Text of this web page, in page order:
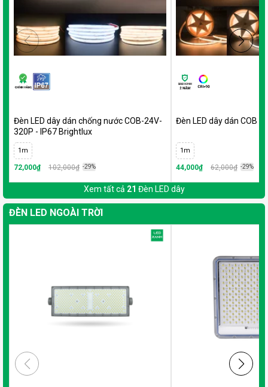
Đèn LED dây dán chống nước COB-24V-
320P - IP67 Brightlux
1m
72,000₫ 102,000₫ -29%
Đèn LED dây dán COB
1m
44,000₫ 62,000₫ -29%
Xem tất cả 21 Đèn LED dây
ĐÈN LED NGOÀI TRỜI